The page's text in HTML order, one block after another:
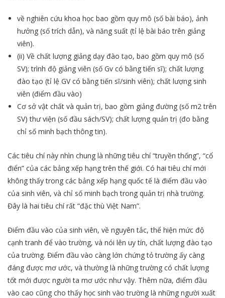
về nghiên cứu khoa học bao gồm quy mô (số bài báo), ảnh
hưởng (số trích dẫn), và năng suất (tỉ lệ bài báo trên giảng
viên).
(ii) Về chất lượng giảng dạy đào tạo, bao gồm quy mô (số
SV); trình độ giảng viên (số Gv có bằng tiến sĩ); chất lượng
đào tạo (tỉ lệ GV có bằng tiến sĩ/sinh viên); chất lượng sinh
viên (điểm đầu vào)
Cơ sở vật chất và quản trị, bao gồm giảng đường (số m2 trên
SV) thư viện (số đầu sách/SV); chất lượng quản trị (đo bằng
chỉ số minh bạch thông tin).
Các tiêu chí này nhìn chung là những tiêu chí “truyền thống”, “cổ
điển” của các bảng xếp hạng trên thế giới. Có hai tiêu chí mới
không thấy trong các bảng xếp hạng quốc tế là điểm đầu vào
của sinh viên, và chỉ số minh bạch trong quản trị nhà trường.
Đây là hai tiêu chí rất “đặc thù Việt Nam”.
Điểm đầu vào của sinh viên, về nguyên tắc, thể hiện mức độ
cạnh tranh để vào trường, và nói lên uy tín, chất lượng đào tạo
của trường. Điểm đầu vào càng lớn chứng tỏ trường ấy càng
đáng được mơ ước, và thường là những trường có chất lượng
tốt mới được người ta mơ ước như vậy. Thêm nữa, điểm đầu
vào cao cũng cho thấy học sinh vào trường là những người xuất